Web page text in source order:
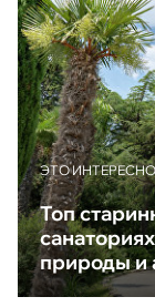
ЭТО ИНТЕРЕСНО
Топ
природы и